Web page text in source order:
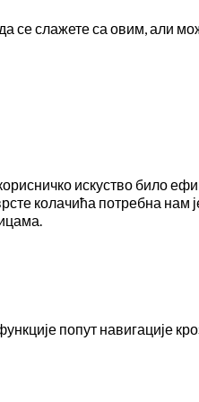
слажете са овим, али
искуство било
колачића потребна
попут навигације